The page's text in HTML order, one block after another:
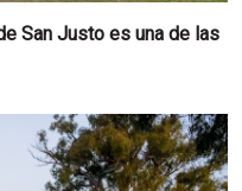
San Justo es una de las